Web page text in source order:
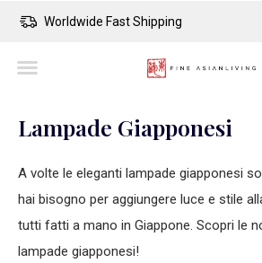
Worldwide Fast Shipping
Lampade Giapponesi
A volte le eleganti lampade giapponesi
hai bisogno per aggiungere luce e stile
tutti fatti a mano in Giappone. Scopri le
lampade giapponesi!